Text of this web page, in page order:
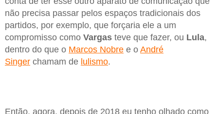
não precisa passar pelos espaços tradicionais dos
partidos, por exemplo, que forçaria ele a um
compromisso como Vargas teve que fazer, ou Lula,
dentro do que o Marcos Nobre e o André
Singer chamam de lulismo.
Então, agora, depois de 2018 eu tenho olhado como